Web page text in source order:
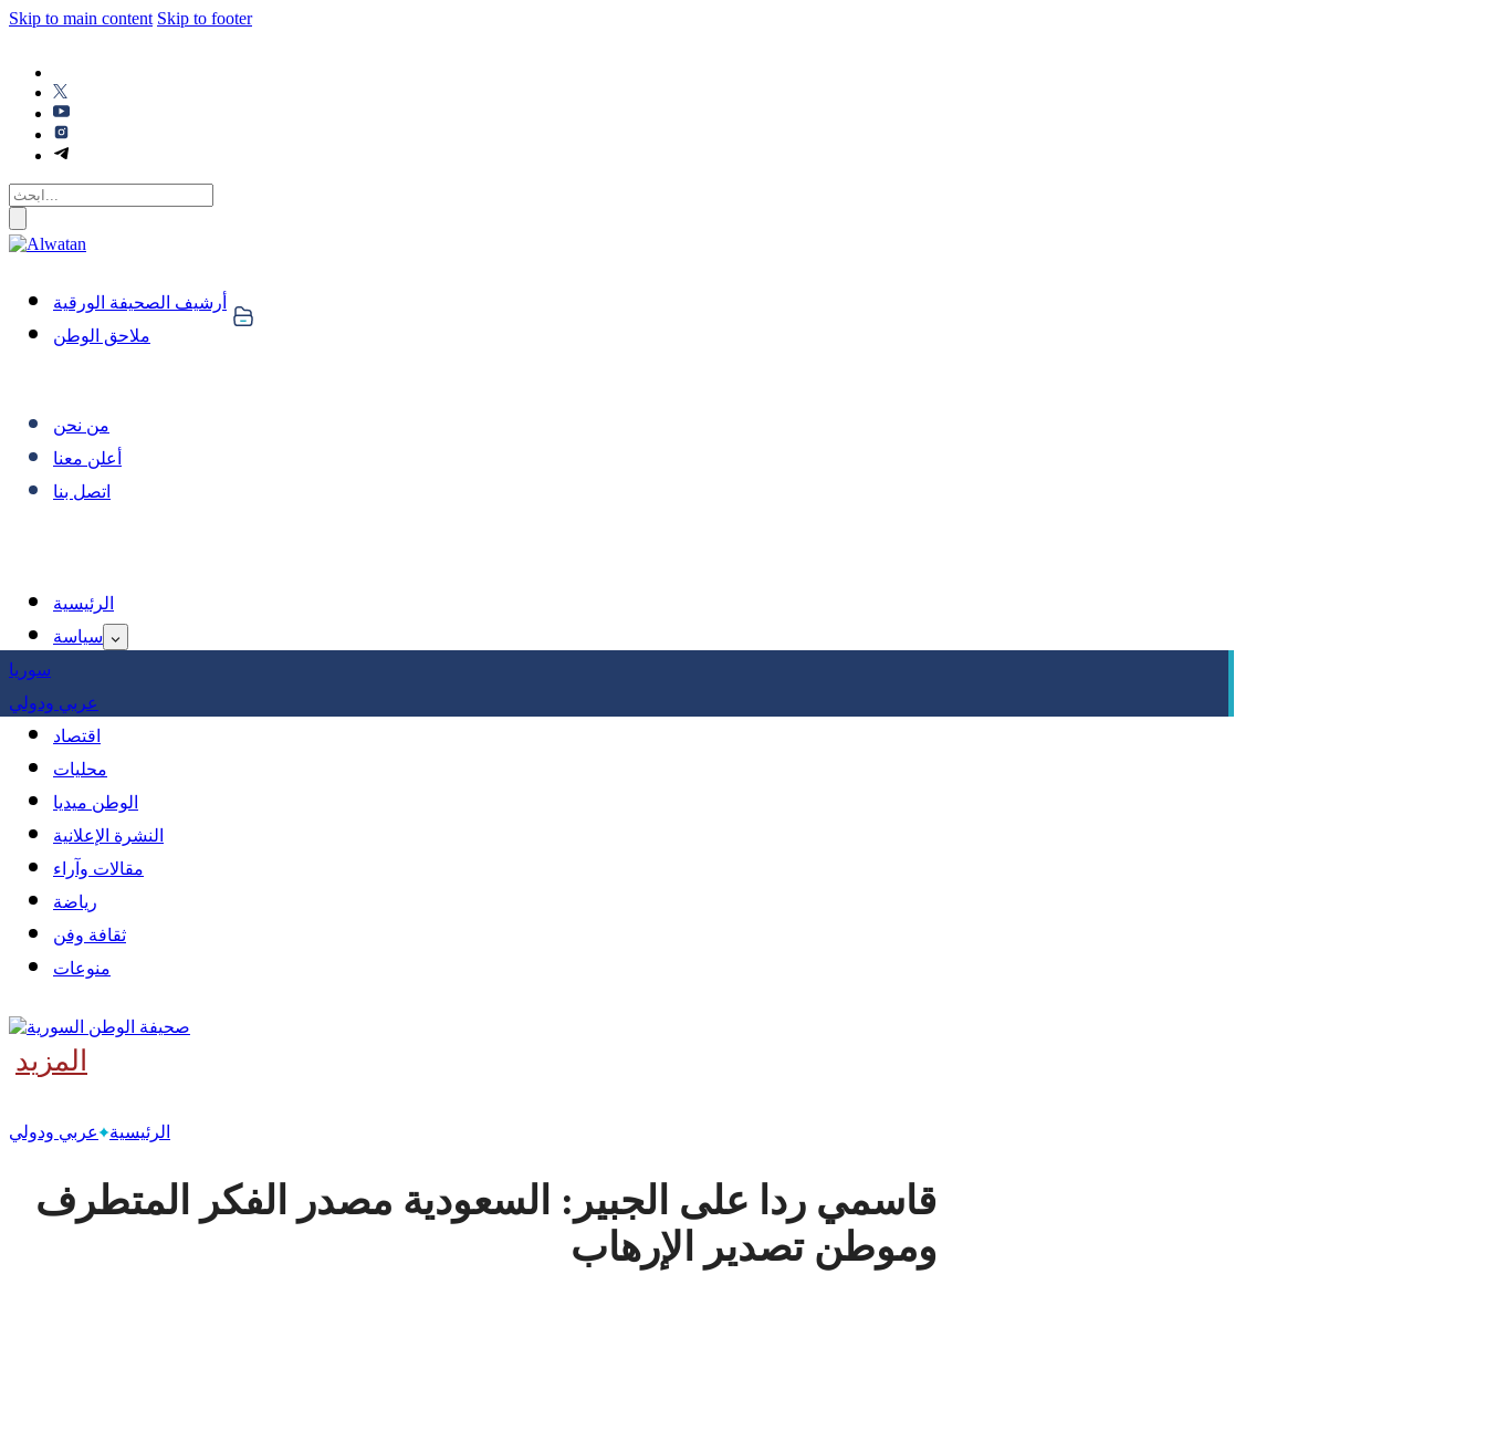
Skip to main content Skip to footer
أرشيف الصحيفة الورقية
ملاحق الوطن
من نحن
أعلن معنا
اتصل بنا
الرئيسية
سياسة
سوريا
عربي ودولي
اقتصاد
محليات
الوطن ميديا
النشرة الإعلانية
مقالات وآراء
رياضة
ثقافة وفن
منوعات
المزيد
الأخبار:‬ الرئيسية عربي ودولي
قاسمي ردا على الجبير: السعودية مصدر الفكر المتطرف
وموطن تصدير الإرهاب